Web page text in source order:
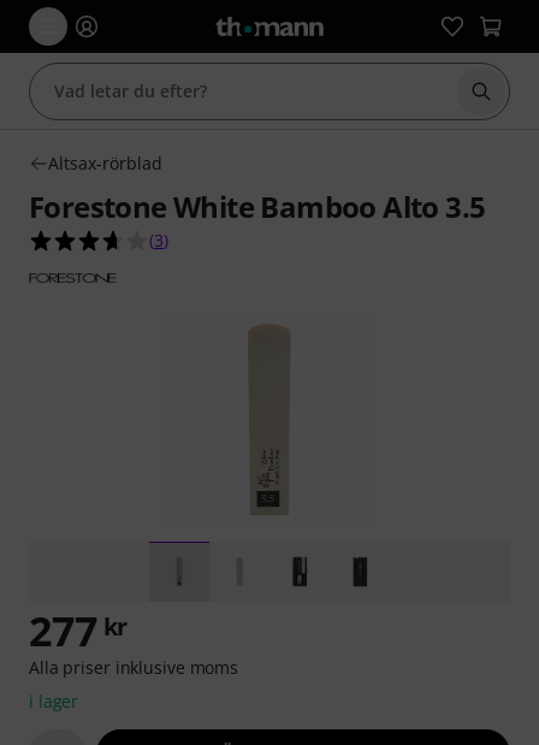
Börja
Altsax-rörblad
Forestone White Bamboo Alto 3.5
3.7 av 5 stjärnor från 3 kundbetyg
(3)
277 kr
Alla priser inklusive moms
i lager